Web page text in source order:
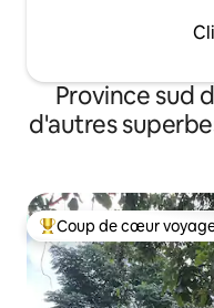
Province sud
d'autres
Coups de cœur
Coup de cœur